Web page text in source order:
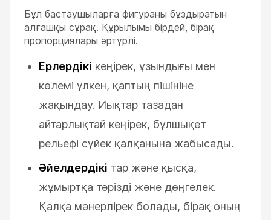
Бұл бастаушыларға фигураны бұздыратын
алғашқы сұрақ. Құрылымы бірдей, бірақ
пропорциялары әртүрлі.
Ерлердікі кеңірек, ұзындығы мен
көлемі үлкен, қаптың пішініне
жақындау. Иықтар тазадан
айтарлықтай кеңірек, бұлшықет
рельефі сүйек қалқанына жабысады.
Әйелдердікі тар және қысқа,
жұмыртқа тәрізді және дөңгелек.
Қалқа мәнерлірек болады, бірақ оның